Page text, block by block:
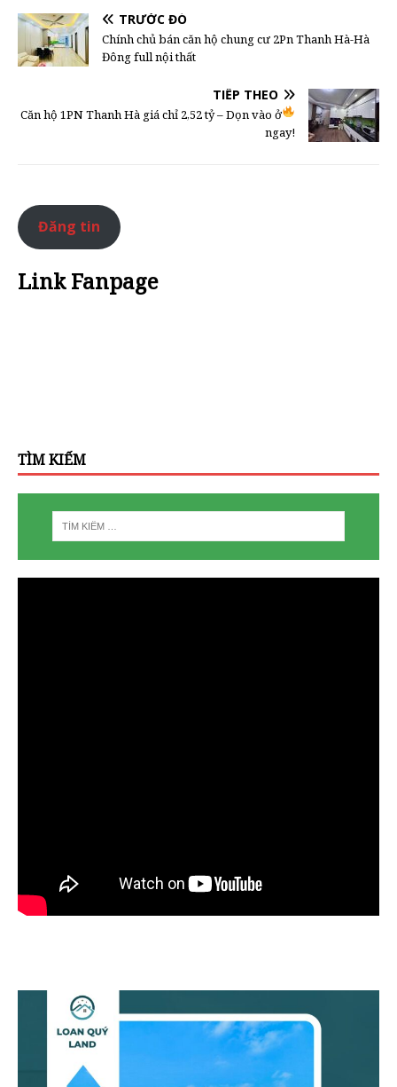
TRƯỚC ĐÓ
Chính chủ bán căn hộ chung cư 2Pn Thanh Hà-Hà
Đông full nội thất
TIẾP THEO
Căn hộ 1PN Thanh Hà giá chỉ 2,52 tỷ – Dọn vào ở
ngay!
Đăng tin
Link Fanpage
TÌM KIẾM